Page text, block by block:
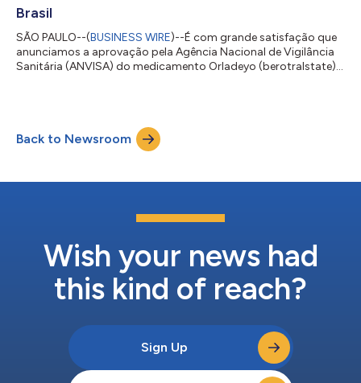
Brasil
SÃO PAULO--(BUSINESS WIRE)--É com grande satisfação que
anunciamos a aprovação pela Agência Nacional de Vigilância
Sanitária (ANVISA) do medicamento Orladeyo (berotralstate)
episódios recorrentes de inchaço súbito e doloroso da pele,
mucosas e tecidos submucosos. Até recentemente, as opções
de tratamento para o AEH...
Back to Newsroom
Wish your news had
this kind of reach?
Sign Up